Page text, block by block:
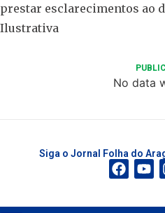
prestar esclarecimentos ao
Ilustrativa
No data
Siga o Jornal Folha do